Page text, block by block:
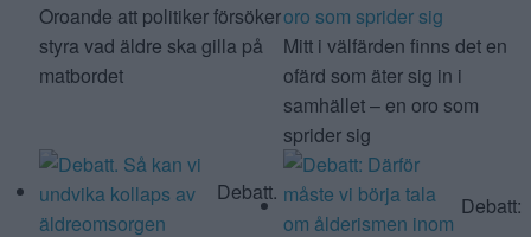
Oroande att politiker försöker
styra vad äldre ska gilla på
matbordet
Mitt i välfärden finns det en
ofärd som äter sig in i
samhället – en oro som
sprider sig
Debatt.
Debatt: